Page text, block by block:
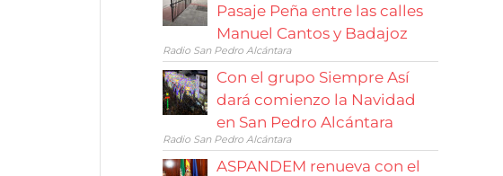
Pasaje Peña entre las calles
Manuel Cantos y Badajoz
Radio San Pedro Alcántara
Con el grupo Siempre Así
dará comienzo la Navidad
en San Pedro Alcántara
Radio San Pedro Alcántara
ASPANDEM renueva con el